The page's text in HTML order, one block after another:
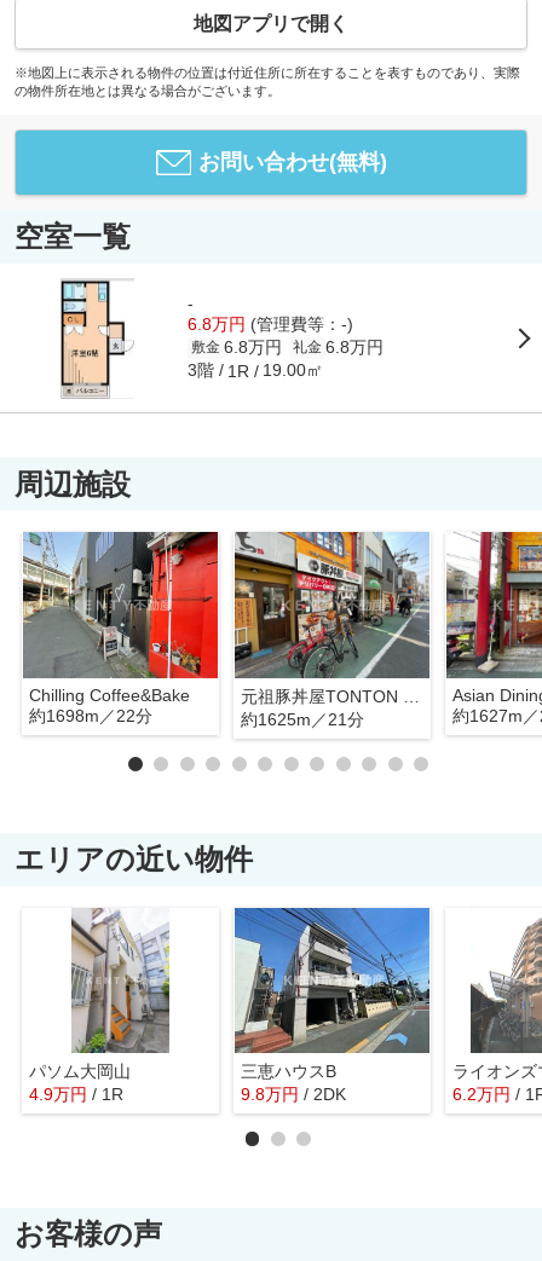
地図アプリで開く
※地図上に表示される物件の位置は付近住所に所在することを表すものであり、実際
の物件所在地とは異なる場合がございます。
お問い合わせ(無料)
空室一覧
-
6.8万円 (管理費等：-)
敷金 6.8万円 礼金 6.8万円
3階 1R 19.00㎡
周辺施設
Chilling Coffee&Bake
約1698m／22分
約1625m／21分
Asian
約1627m
エリアの近い物件
パソム大岡山
4.9万円 / 1R
三恵ハウスB
9.8万円 / 2DK 6.2万円 /
お客様の声